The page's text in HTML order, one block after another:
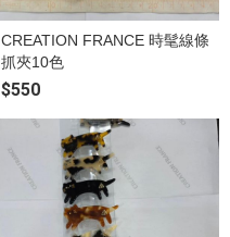
CREATION FRANCE 時髦線條
抓夾10色
$550